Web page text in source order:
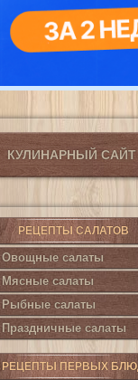
КУЛИНАРНЫЙ САЙТ
РЕЦЕПТЫ САЛАТОВ
Овощные салаты
Мясные салаты
Рыбные салаты
Праздничные салаты
РЕЦЕПТЫ ПЕРВЫХ